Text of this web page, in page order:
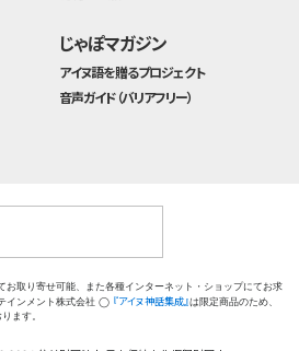
じゃぽマガジン
アイヌ語を贈るプロジェクト
音声ガイド（バリアフリー）
取り寄せ可能、また各種インターネット・ショップにてお求
インメント株式会社 ◯ 『アイヌ神話集成』は限定商品のため、
ます。